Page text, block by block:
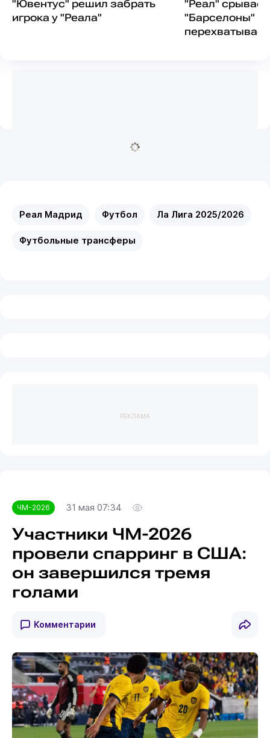
"Ювентус" решил забрать
игрока у "Реала"
"Реал"
"Барселоны" и
Реал Мадрид Футбол Ла Лига 2025/2026
Футбольные трансферы
РЕКЛАМА
ЧМ-2026 31 мая 07:34
Участники ЧМ-2026
провели спарринг в США:
он завершился тремя
голами
Комментарии